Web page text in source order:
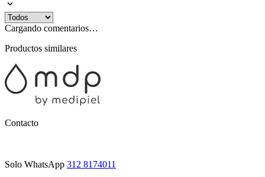
Cargando comentarios…
Productos similares
Contacto
Solo WhatsApp 312 8174011